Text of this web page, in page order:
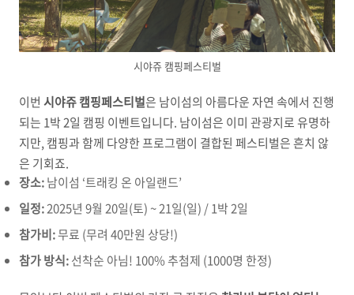
시야쥬 캠핑페스티벌
이번 시야쥬 캠핑페스티벌은 남이섬의 아름다운 자연 속에서 진행
되는 1박 2일 캠핑 이벤트입니다. 남이섬은 이미 관광지로 유명하
지만, 캠핑과 함께 다양한 프로그램이 결합된 페스티벌은 흔치 않
은 기회죠.
장소:남이섬 ‘트래킹 온 아일랜드’
일정:2025년 9월 20일(토) ~ 21일(일) / 1박 2일
참가비:무료 (무려 40만원 상당!)
참가 방식:선착순 아님! 100% 추첨제 (1000명 한정)